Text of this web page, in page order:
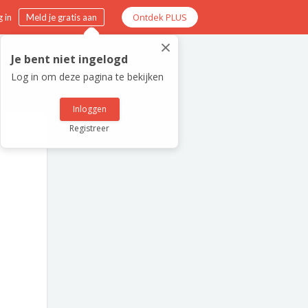
in Meld je gratis aan Ontdek PLUS
×
Je bent niet ingelogd
Log in om deze pagina te bekijken
Inloggen
Registreer